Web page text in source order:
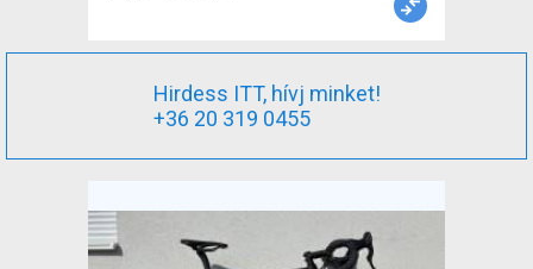
Hirdess ITT, hívj minket!
+36 20 319 0455